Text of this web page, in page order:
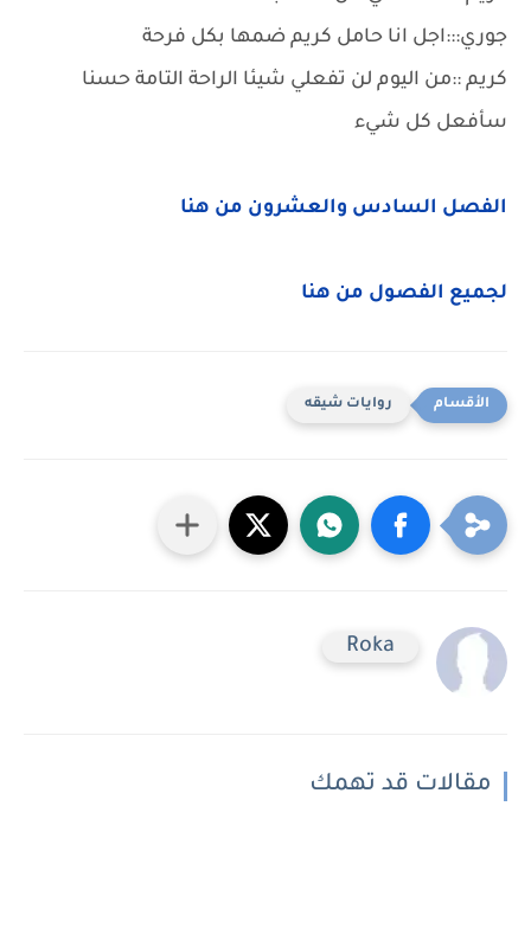
جوري:::اجل انا حامل كريم ضمها بكل فرحة
كريم ::من اليوم لن تفعلي شيئا الراحة التامة حسنا
سأفعل كل شيء
الفصل السادس والعشرون من هنا
لجميع الفصول من هنا
روايات شيقه
Roka
مقالات قد تهمك